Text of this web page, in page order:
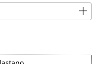
ALTERAR CEP